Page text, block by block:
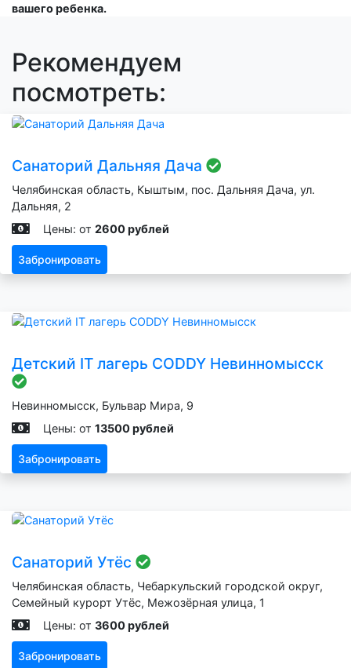
вашего ребенка.
Рекомендуем
посмотреть:
Санаторий Дальняя Дача
Челябинская область, Кыштым, пос. Дальняя Дача, ул.
Дальняя, 2
Цены: от 2600 рублей
Забронировать
Детский IT лагерь CODDY Невинномысск
Невинномысск, Бульвар Мира, 9
Цены: от 13500 рублей
Забронировать
Санаторий Утёс
Челябинская область, Чебаркульский городской округ,
Семейный курорт Утёс, Межозёрная улица, 1
Цены: от 3600 рублей
Забронировать